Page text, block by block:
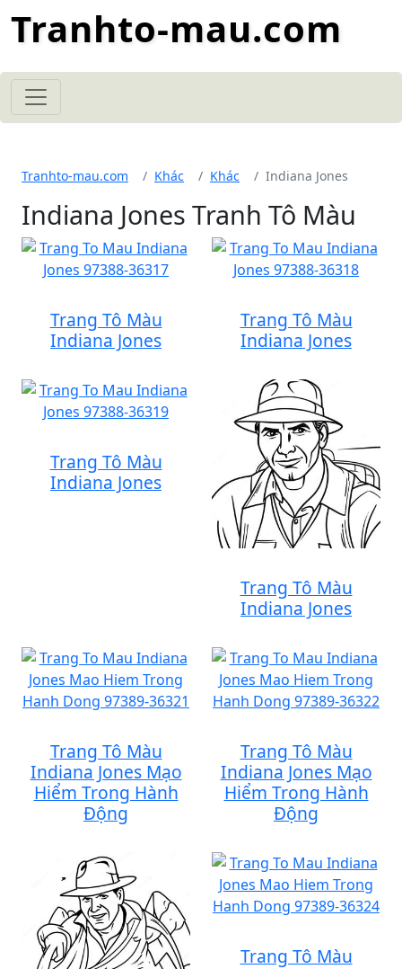
Tranhto-mau.com
Tranhto-mau.com Khác Khác Indiana Jones
Indiana Jones Tranh Tô Màu
Trang Tô Màu
Indiana Jones
Trang Tô Màu
Indiana Jones
Trang Tô Màu
Indiana Jones
Trang Tô Màu
Indiana Jones
Trang Tô Màu
Indiana Jones Mạo
Hiểm Trong Hành
Động
Trang Tô Màu
Indiana Jones Mạo
Hiểm Trong Hành
Động
Trang Tô Màu